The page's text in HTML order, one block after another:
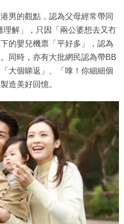
男的觀點，認為父母經常帶同
解」，只因「兩公婆想去又冇
的嬰兒機票「平好多」，認為
同時，亦有大批網民認為帶BB
大個睇返」、「嗱！你細細個
造美好回憶。